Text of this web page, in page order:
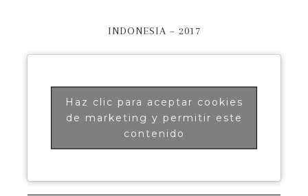
INDONESIA – 2017
Haz clic para aceptar cookies
de marketing y permitir este
contenido